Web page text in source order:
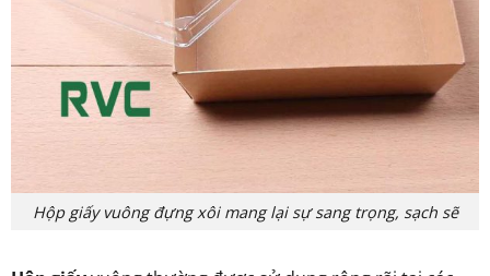
Hộp giấy vuông đựng xôi mang lại sự sang trọng, sạch sẽ